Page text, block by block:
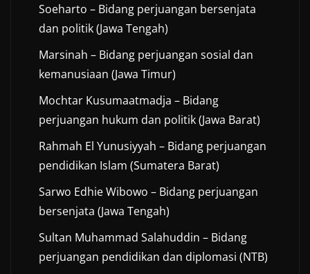
Soeharto – Bidang perjuangan bersenjata
dan politik (Jawa Tengah)
Marsinah – Bidang perjuangan sosial dan
kemanusiaan (Jawa Timur)
Mochtar Kusumaatmadja – Bidang
perjuangan hukum dan politik (Jawa Barat)
Rahmah El Yunusiyyah – Bidang perjuangan
pendidikan Islam (Sumatera Barat)
Sarwo Edhie Wibowo – Bidang perjuangan
bersenjata (Jawa Tengah)
Sultan Muhammad Salahuddin – Bidang
perjuangan pendidikan dan diplomasi (NTB)